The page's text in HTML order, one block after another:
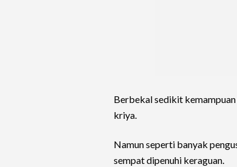
Berbekal sedikit
kriya.
Namun seperti banyak
sempat dipenuhi keraguan.